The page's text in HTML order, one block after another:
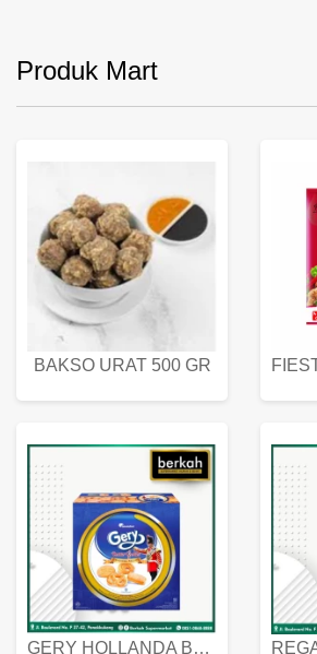
Produk Mart
BAKSO URAT 500 GR
GERY HOLLANDA BUTTER COOKIES 450 GRAM